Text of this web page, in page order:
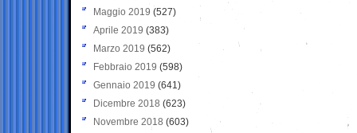
Maggio 2019 (527)
Aprile 2019 (383)
Marzo 2019 (562)
Febbraio 2019 (598)
Gennaio 2019 (641)
Dicembre 2018 (623)
Novembre 2018 (603)